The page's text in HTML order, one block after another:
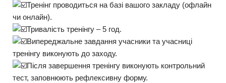
Тренінг проводиться на базі вашого закладу (офлайн
чи онлайн).
Тривалість тренінгу – 5 год.
Випереджальне завдання учасники та учасниці
тренінгу виконують до заходу.
Після завершення тренінгу виконують контрольний
тест, заповнюють рефлексивну форму.